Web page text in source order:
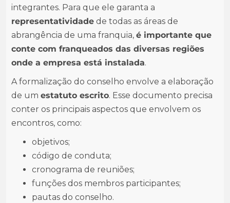
integrantes. Para que ele garanta a
representatividade de todas as áreas de
abrangência de uma franquia, é importante que
conte com franqueados das diversas regiões
onde a empresa está instalada.
A formalização do conselho envolve a elaboração
de um estatuto escrito. Esse documento precisa
conter os principais aspectos que envolvem os
encontros, como:
objetivos;
código de conduta;
cronograma de reuniões;
funções dos membros participantes;
pautas do conselho.